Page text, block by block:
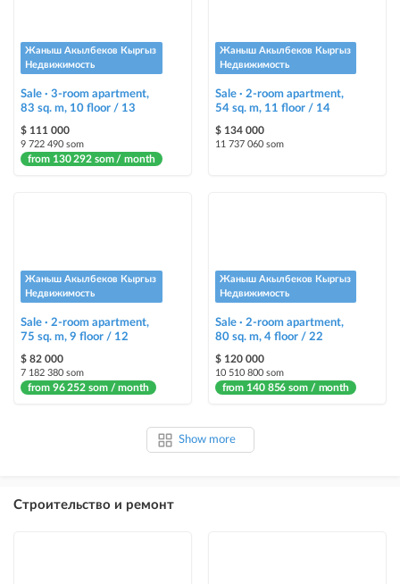
Жаныш Акылбеков Кыргыз
Недвижимость
Sale · 3-room apartment,
83 sq. m, 10 floor / 13
$ 111 000
9 722 490 som
from 130 292 som / month
Жаныш Акылбеков Кыргыз
Недвижимость
Sale · 2-room apartment,
54 sq. m, 11 floor / 14
$ 134 000
11 737 060 som
Жаныш Акылбеков Кыргыз
Недвижимость
Sale · 2-room apartment,
75 sq. m, 9 floor / 12
$ 82 000
7 182 380 som
from 96 252 som / month
Жаныш Акылбеков Кыргыз
Недвижимость
Sale · 2-room apartment,
80 sq. m, 4 floor / 22
$ 120 000
10 510 800 som
from 140 856 som / month
Show more
Строительство и ремонт